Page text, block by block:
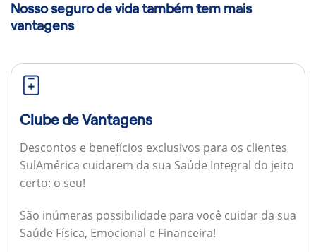
Nosso seguro de vida também tem mais
vantagens
Clube de Vantagens
Descontos e benefícios exclusivos para os clientes
SulAmérica cuidarem da sua Saúde Integral do jeito
certo: o seu!
São inúmeras possibilidade para você cuidar da sua
Saúde Física, Emocional e Financeira!